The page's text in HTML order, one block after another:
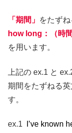
「期間」 をたずね
how long：（時
を用います。
上記の ex.1 と
期間をたずねる
す。
ex.1
I’ve known